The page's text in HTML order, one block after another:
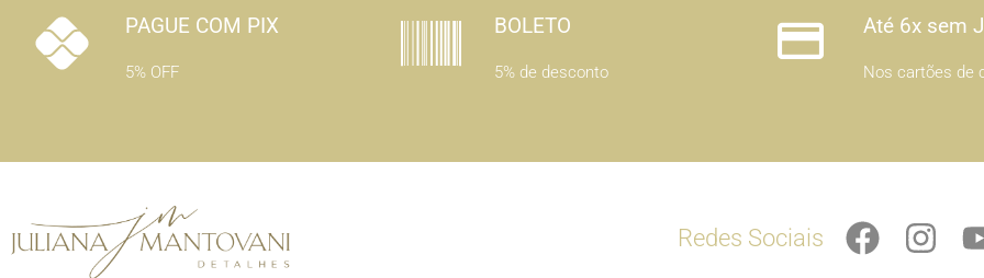
PAGUE COM PIX
5% OFF
BOLETO
5% de desconto
Até 6x sem
Nos cartões de
Redes Sociais
F
a
I
n